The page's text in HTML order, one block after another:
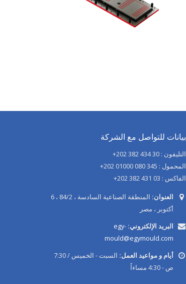
بيانات للتواصل مع الشركة
التليفون : 30 434 382 202+
المحمول : 345 080 01000 202+
الفاكس : 03 431 382 202+
العنوان:
المنطقة الصناعية السادسة ، 84/2 ، 6
أكتوبر ، مصر
البريد الإلكتروني: egy-
mould@egymould.com
أيام و مواعيد العمل:
السبت - الخميس / 7:30
ص - 4:30 مساءاً